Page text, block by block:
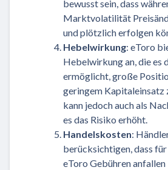
bewusst sein, dass
Marktvolatilität
und plötzlich erfolgen
Hebelwirkung: eToro
Hebelwirkung an, die es
ermöglicht, große
geringem Kapitaleinsatz
kann jedoch auch als
es das Risiko erhöht.
Handelskosten:
berücksichtigen, dass
eToro Gebühren anfallen